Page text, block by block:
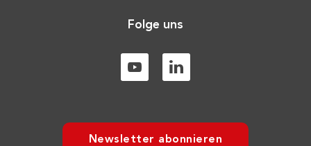
Folge uns
Newsletter abonnieren